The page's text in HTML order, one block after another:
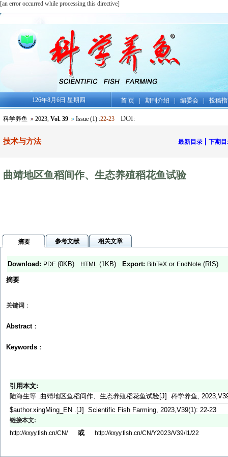
[an error occurred while processing this directive]
126年8月6日 星期四 首 页| 期刊介绍 | 编委会 | 投稿
科学养鱼 2023, Vol. 39 Issue (1) :22-23 DOI:
技术与方法 最新目录 | 下期
曲靖地区鱼稻间作、生态养殖稻花鱼试验
摘要 参考文献 相关文章
Download: PDF (0KB) HTML (1KB) Export: BibTeX or EndNote (RIS)
摘要
关键词 ：
Abstract：
Keywords ：
引用本文:
陆海生等 .曲靖地区鱼稻间作、生态养殖稻花鱼试验[J] 科学养鱼,
$author.xingMing_EN .[J] Scientific Fish Farming, 2023,V39(1): 22-23
链接本文:
http://kxyy.fish.cn/CN/
或 http://kxyy.fish.cn/CN/Y2023/V39/I1/22